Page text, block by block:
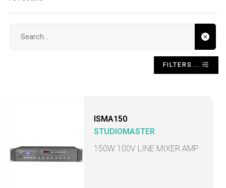
FILTERS...
ISMA150
STUDIOMASTER
150W 100V LINE MIXER AMP